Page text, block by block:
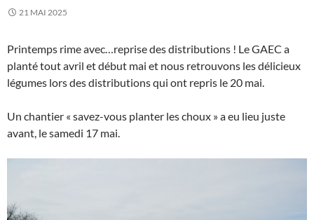
21 MAI 2025
Printemps rime avec…reprise des distributions ! Le GAEC a
planté tout avril et début mai et nous retrouvons les délicieux
légumes lors des distributions qui ont repris le 20 mai.
Un chantier « savez-vous planter les choux » a eu lieu juste
avant, le samedi 17 mai.